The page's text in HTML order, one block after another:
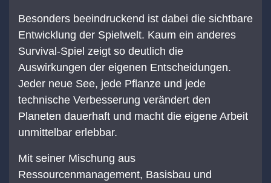
Besonders beeindruckend ist dabei die sichtbare
Entwicklung der Spielwelt. Kaum ein anderes
Survival-Spiel zeigt so deutlich die
Auswirkungen der eigenen Entscheidungen.
Jeder neue See, jede Pflanze und jede
technische Verbesserung verändert den
Planeten dauerhaft und macht die eigene Arbeit
unmittelbar erlebbar.
Mit seiner Mischung aus
Ressourcenmanagement, Basisbau und